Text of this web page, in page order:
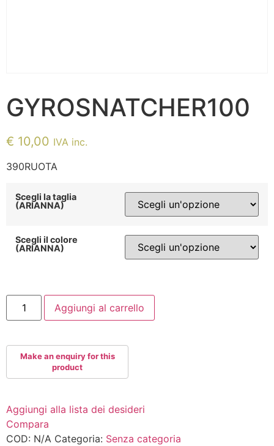
GYROSNATCHER100
€ 10,00 IVA inc.
390RUOTA
Scegli la taglia
(ARIANNA)
Scegli il colore
(ARIANNA)
GYROSNATCHER100
quantità
Aggiungi al carrello
Aggiungi alla lista dei desideri
Compara
COD: N/A Categoria: Senza categoria